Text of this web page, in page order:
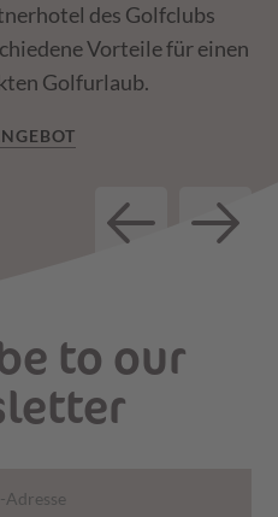
des Golfclubs
Vorteile für einen
Golfurlaub.
to our